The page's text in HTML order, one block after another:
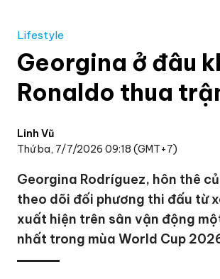
Lifestyle
Georgina ở đâu
Ronaldo thua
Linh Vũ
Thứ ba, 7/7/2026 09:18 (GMT+7)
Georgina Rodríguez, hôn thê
theo dõi đối phương thi đấu từ
xuất hiện trên sân vận động
nhất trong mùa World Cup